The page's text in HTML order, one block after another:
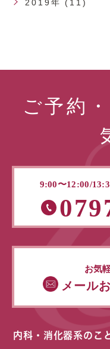
2019年 (11)
ご予約
9:00〜12:00/
お気
メール
内科・消化器系のこ